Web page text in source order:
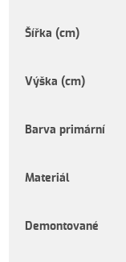
Šířka (cm)
Výška (cm)
Barva primární
Materiál
Demontované